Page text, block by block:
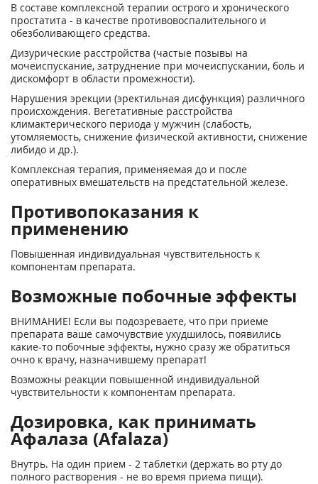
В составе комплексной терапии острого и хронического
простатита - в качестве противовоспалительного и
обезболивающего средства.
Дизурические расстройства (частые позывы на
мочеиспускание, затруднение при мочеиспускании, боль и
дискомфорт в области промежности).
Нарушения эрекции (эректильная дисфункция) различного
происхождения. Вегетативные расстройства
климактерического периода у мужчин (слабость,
утомляемость, снижение физической активности, снижение
либидо и др.).
Комплексная терапия, применяемая до и после
оперативных вмешательств на предстательной железе.
Противопоказания к
применению
Повышенная индивидуальная чувствительность к
компонентам препарата.
Возможные побочные эффекты
ВНИМАНИЕ! Если вы подозреваете, что при приеме
препарата ваше самочувствие ухудшилось, появились
какие-то побочные эффекты, нужно сразу же обратиться
очно к врачу, назначившему препарат!
Возможны реакции повышенной индивидуальной
чувствительности к компонентам препарата.
Дозировка, как принимать
Афалаза (Afalaza)
Внутрь. На один прием - 2 таблетки (держать во рту до
полного растворения - не во время приема пищи).